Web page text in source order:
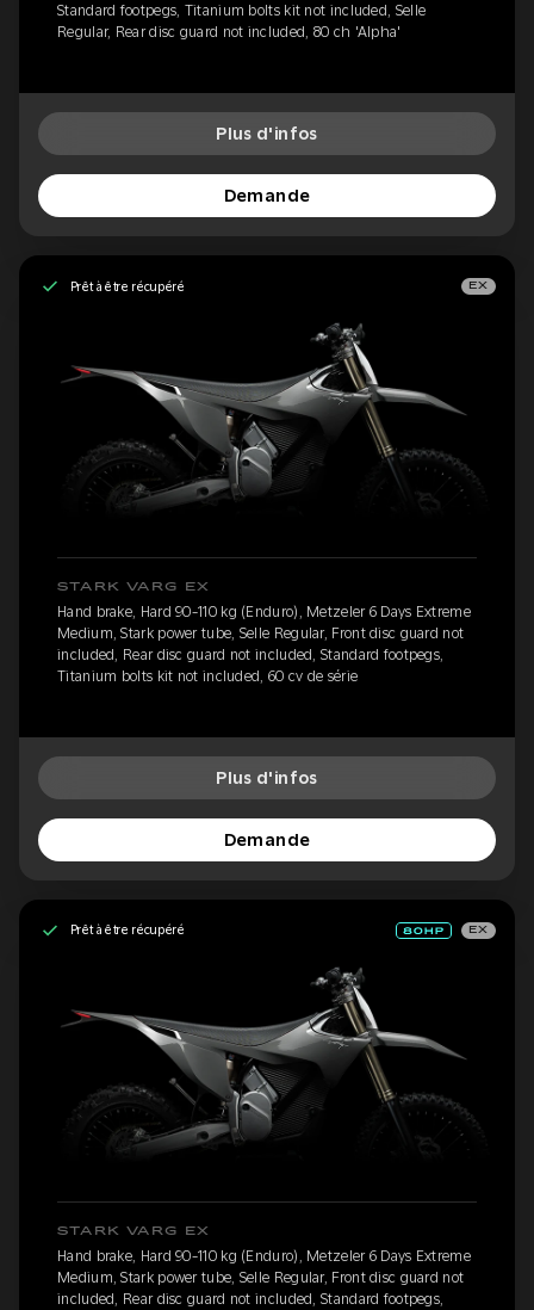
Standard footpegs, Titanium bolts kit not included, Selle
Regular, Rear disc guard not included, 80 ch 'Alpha'
Plus d'infos
Demande
Prêt à être récupéré EX
STARK VARG EX
Hand brake, Hard 90-110 kg (Enduro), Metzeler 6 Days Extreme
Medium, Stark power tube, Selle Regular, Front disc guard not
included, Rear disc guard not included, Standard footpegs,
Titanium bolts kit not included, 60 cv de série
Plus d'infos
Demande
Prêt à être récupéré EX
STARK VARG EX
Hand brake, Hard 90-110 kg (Enduro), Metzeler 6 Days Extreme
Medium, Stark power tube, Selle Regular, Front disc guard not
included, Rear disc guard not included, Standard footpegs,